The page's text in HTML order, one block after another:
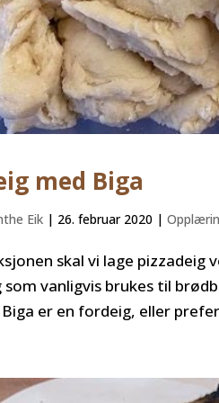
med Biga
Eik | 26. februar 2020 |
skal vi lage
vanligvis brukes til
er en fordeig, eller